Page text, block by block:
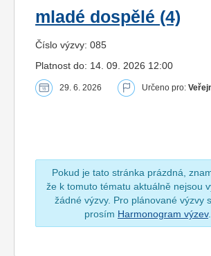
mladé dospělé (4)
Číslo výzvy: 085
Platnost do: 14. 09. 2026 12:00
29. 6. 2026 Určeno pro:
Pokud je tato stránka prázdná,
že k tomuto tématu aktuálně nejsou
žádné výzvy. Pro plánované výzvy
prosím Harmonogram výzev.